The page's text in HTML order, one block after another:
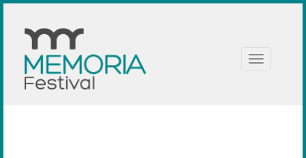
Toggle